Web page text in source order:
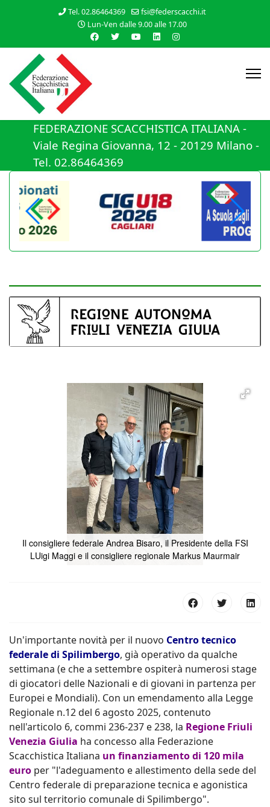
Tel. 02.86464369
fsi@federscacchi.it
Lun-Ven dalle 9.00 alle 17.00
FEDERAZIONE SCACCHISTICA ITALIANA -
Viale Regina Giovanna, 12 - 20129 Milano -
Tel. 02.86464369
Il consigliere federale Andrea Bisaro, il Presidente della FSI
LUigi Maggi e il consigliere regionale Markus Maurmair
Un'importante novità per il nuovo Centro tecnico
federale di Spilimbergo, già operativo da qualche
settimana (e che a settembre ospiterà numerosi stage
di giocatori delle Nazionali e di giovani in partenza per
Europei e Mondiali). Con un emendamento alla Legge
Regionale n.12 del 6 agosto 2025, contenuto
nell'articolo 6, commi 236-237 e 238, la Regione Friuli
Venezia Giulia ha concesso alla Federazione
Scacchistica Italiana un finanziamento di 120 mila
euro per "l'adeguamento e allestimento della sede del
Centro federale di preparazione tecnica e agonistica
sito sul territorio comunale di Spilimbergo".